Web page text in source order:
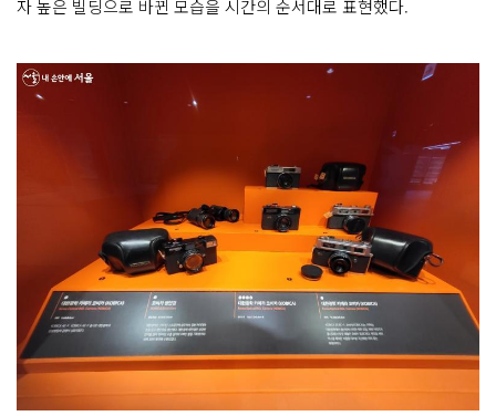
자 높은 빌딩으로 바뀐 모습을 시간의 순서대로 표현했다.